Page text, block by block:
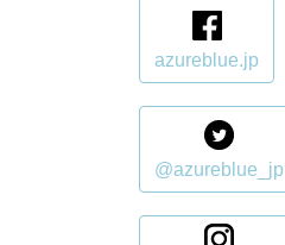
azureblue.jp
@azureblue_jp